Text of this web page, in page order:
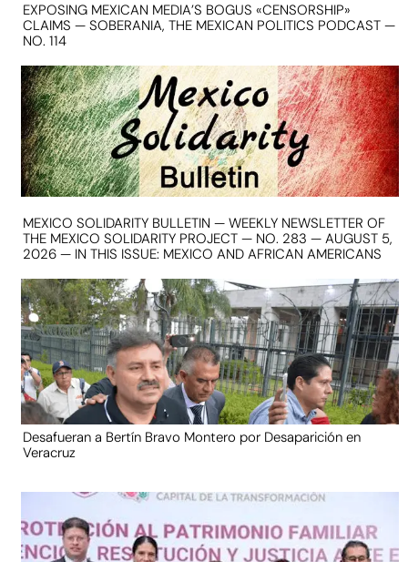
EXPOSING MEXICAN MEDIA’S BOGUS «CENSORSHIP»
CLAIMS — SOBERANIA, THE MEXICAN POLITICS PODCAST —
NO. 114
MEXICO SOLIDARITY BULLETIN — WEEKLY NEWSLETTER OF
THE MEXICO SOLIDARITY PROJECT — NO. 283 — AUGUST 5,
2026 — IN THIS ISSUE: MEXICO AND AFRICAN AMERICANS
Desafueran a Bertín Bravo Montero por Desaparición en
Veracruz